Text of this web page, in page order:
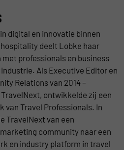
digital en innovatie binnen
deelt Lobke haar
professionals en business
Als Executive Editor en
Relations van 2014 –
ontwikkelde zij een
van Travel Professionals. In
TravelNext van een
community naar een
en industry platform in travel